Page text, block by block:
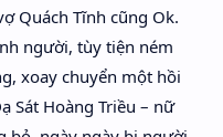
Quách Tĩnh cũng Ok.
người, tùy tiện ném
xoay chuyển một hồi
Sát Hoàng Triều – nữ